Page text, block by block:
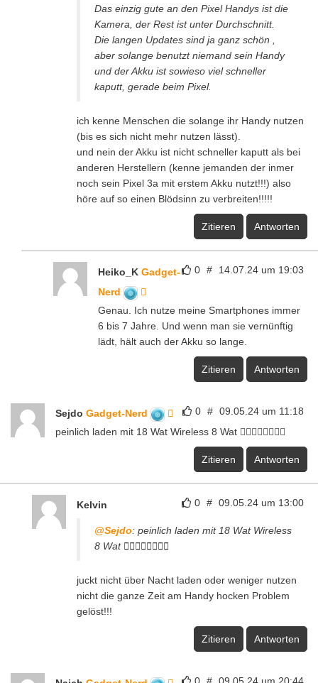
Das einzig gute an den Pixel Handys ist die
Kamera, der Rest ist unter Durchschnitt.
Die langen Updates sind ja ganz schön ,
aber solange benutzt niemand sein Handy
und der Akku ist sowieso viel schneller
kaputt, gerade beim Pixel.
ich kenne Menschen die solange ihr Handy nutzen
(bis es sich nicht mehr nutzen lässt).
und nein der Akku ist nicht schneller kaputt als bei
anderen Herstellern (kenne jemanden der inmer
noch sein Pixel 3a mit erstem Akku nutzt!!!) also
höre auf so einen Blödsinn zu verbreiten!!!!!
Zitieren Antworten
0 # 14.07.24 um 19:03
Heiko_K Gadget-
Nerd
Genau. Ich nutze meine Smartphones immer
6 bis 7 Jahre. Und wenn man sie vernünftig
lädt, hält auch der Akku so lange.
Zitieren Antworten
0 # 09.05.24 um 11:18
Sejdo Gadget-Nerd
peinlich laden mit 18 Wat Wireless 8 Wat 😵‍💫😵‍💫😵‍💫😵‍💫
Zitieren Antworten
0 # 09.05.24 um 13:00
Kelvin
@Sejdo: peinlich laden mit 18 Wat Wireless
8 Wat 😵‍💫😵‍💫😵‍💫😵‍💫
juckt nicht über Nacht laden oder weniger nutzen
nicht die ganze Zeit am Handy hocken Problem
gelöst!!!
Zitieren Antworten